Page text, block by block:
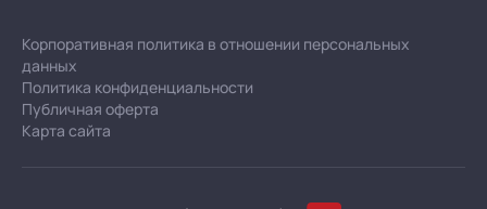
Корпоративная политика в отношении персональных
данных
Политика конфиденциальности
Публичная оферта
Карта сайта